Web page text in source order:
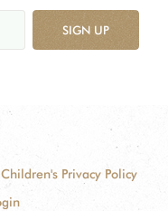
SIGN UP
Children's Privacy Policy